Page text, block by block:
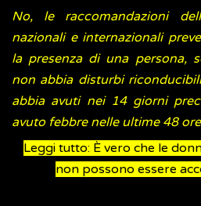
No, le raccomandazioni
nazionali e internazionali
la presenza di una persona,
non abbia disturbi
abbia avuti nei 14 giorni
avuto febbre nelle ultime 48
Leggi tutto: È vero che le
non possono essere